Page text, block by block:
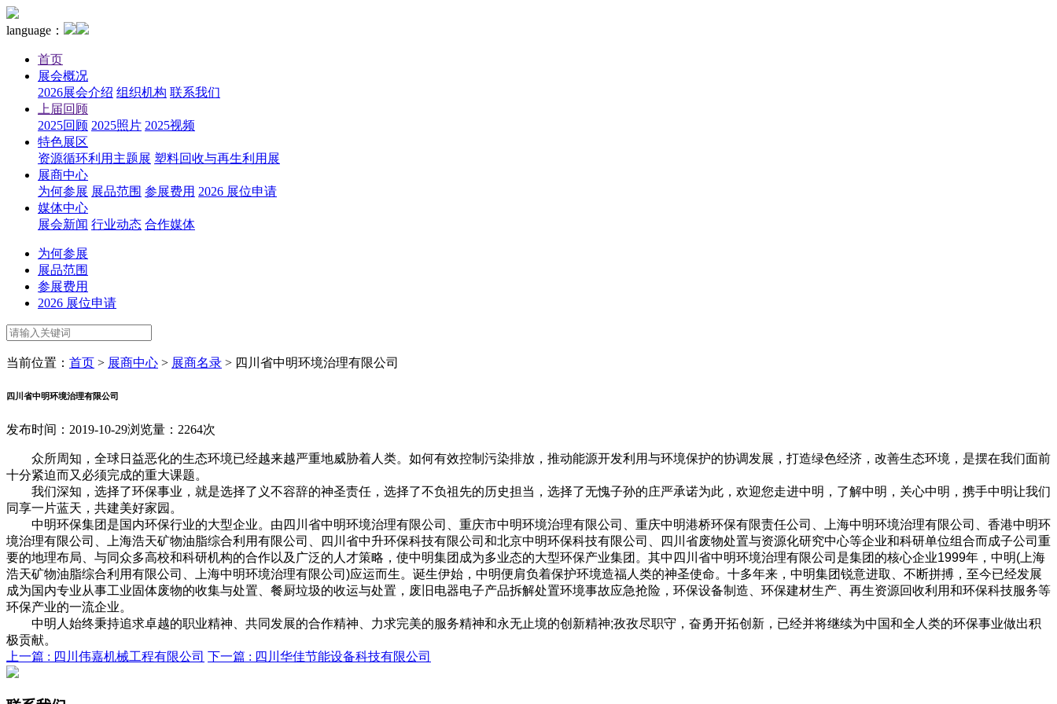
language：
首页
展会概况
2026展会介绍 组织机构 联系我们
上届回顾
2025回顾 2025照片 2025视频
特色展区
资源循环利用主题展 塑料回收与再生利用展
展商中心
为何参展 展品范围 参展费用 2026 展位申请
媒体中心
展会新闻 行业动态 合作媒体
为何参展
展品范围
参展费用
2026 展位申请
当前位置： 首页 > 展商中心 > 展商名录 > 四川省中明环境治理有限公司
四川省中明环境治理有限公司
发布时间：2019-10-29浏览量：2264次
众所周知，全球日益恶化的生态环境已经越来越严重地威胁着人类。如何有效控制污染排放，推动能源开发利用与环境保护的协调发展，打造绿色经济，改善生态环境，是摆在我们面前
十分紧迫而又必须完成的重大课题。
我们深知，选择了环保事业，就是选择了义不容辞的神圣责任，选择了不负祖先的历史担当，选择了无愧子孙的庄严承诺为此，欢迎您走进中明，了解中明，关心中明，携手中明让我们
同享一片蓝天，共建美好家园。
中明环保集团是国内环保行业的大型企业。由四川省中明环境治理有限公司、重庆市中明环境治理有限公司、重庆中明港桥环保有限责任公司、上海中明环境治理有限公司、香港中明环
境治理有限公司、上海浩天矿物油脂综合利用有限公司、四川省中升环保科技有限公司和北京中明环保科技有限公司、四川省废物处置与资源化研究中心等企业和科研单位组合而成子公司重
要的地理布局、与同众多高校和科研机构的合作以及广泛的人才策略，使中明集团成为多业态的大型环保产业集团。其中四川省中明环境治理有限公司是集团的核心企业1999年，中明(上海
浩天矿物油脂综合利用有限公司、上海中明环境治理有限公司)应运而生。诞生伊始，中明便肩负着保护环境造福人类的神圣使命。十多年来，中明集团锐意进取、不断拼搏，至今已经发展
成为国内专业从事工业固体废物的收集与处置、餐厨垃圾的收运与处置，废旧电器电子产品拆解处置环境事故应急抢险，环保设备制造、环保建材生产、再生资源回收利用和环保科技服务等
环保产业的一流企业。
中明人始终秉持追求卓越的职业精神、共同发展的合作精神、力求完美的服务精神和永无止境的创新精神;孜孜尽职守，奋勇开拓创新，已经并将继续为中国和全人类的环保事业做出积
极贡献。
上一篇 : 四川伟嘉机械工程有限公司 下一篇 : 四川华佳节能设备科技有限公司